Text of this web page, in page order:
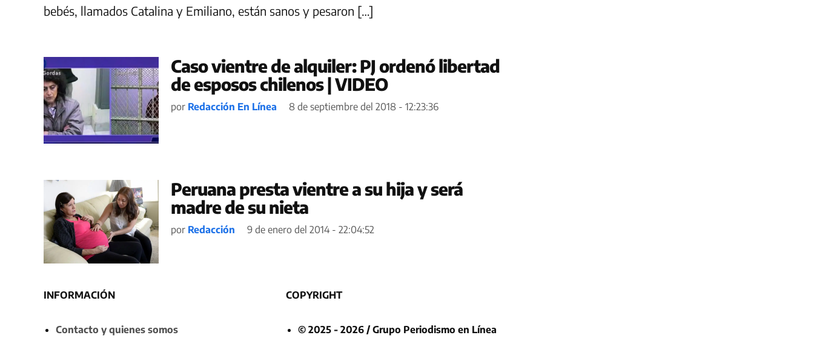
bebés, llamados Catalina y Emiliano, están sanos y pesaron […]
Caso vientre de alquiler: PJ ordenó libertad
de esposos chilenos | VIDEO
por Redacción En Línea 8 de septiembre del 2018 - 12:23:36
Peruana presta vientre a su hija y será
madre de su nieta
por Redacción 9 de enero del 2014 - 22:04:52
INFORMACIÓN
Contacto y quienes somos
COPYRIGHT
© 2025 - 2026 / Grupo Periodismo en Línea